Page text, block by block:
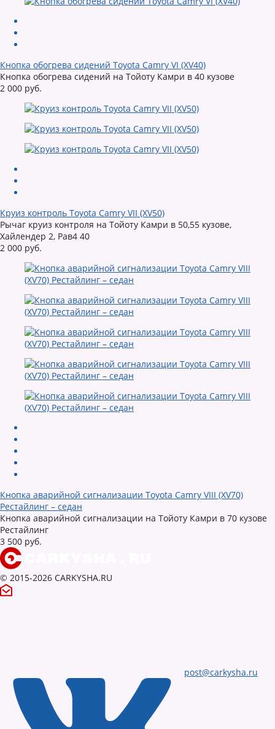
Кнопка обогрева сидений Toyota Camry VI (XV40)
Кнопка обогрева сидений на Тойоту Камри в 40 кузове
2 000 руб.
Круиз контроль Toyota Camry VII (XV50)
Рычаг круиз контроля на Тойоту Камри в 50,55 кузове,
Хайлендер 2, Рав4 40
2 000 руб.
Кнопка аварийной сигнализации Toyota Camry VIII (XV70)
Рестайлинг – седан
Кнопка аварийной сигнализации на Тойоту Камри в 70 кузове
Рестайлинг
3 500 руб.
© 2015-2026 CARKYSHA.RU
post@carkysha.ru